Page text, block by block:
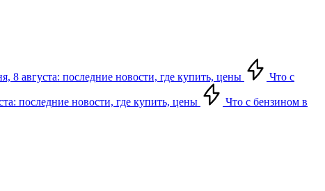
8 августа: последние новости, где купить, цены Что с
последние новости, где купить, цены
Что с бензином в